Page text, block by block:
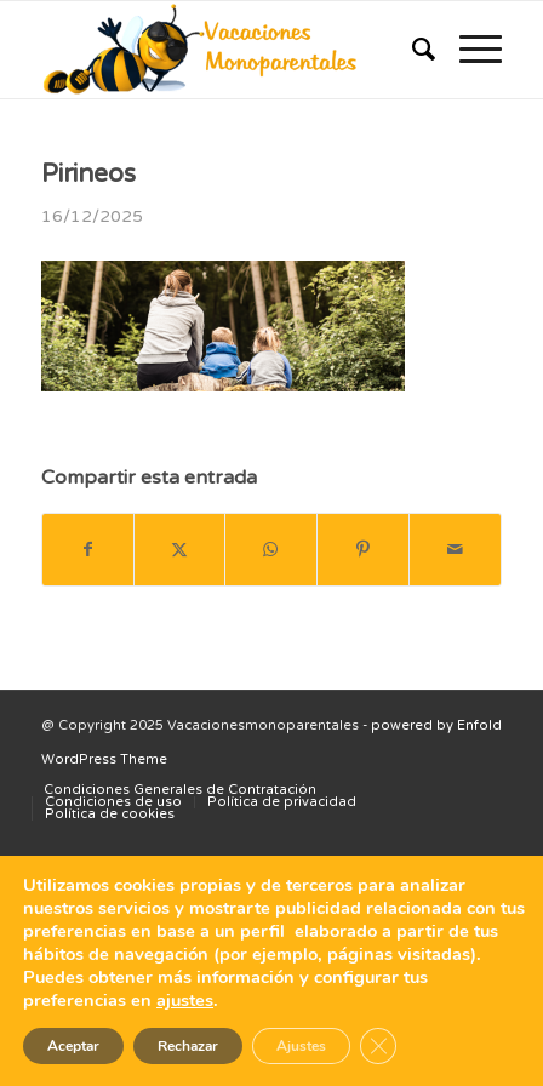
Pirineos
16/12/2025
Compartir esta entrada
@ Copyright 2025 Vacacionesmonoparentales - powered by Enfold
WordPress Theme
Condiciones Generales de Contratación
Condiciones de uso Política de privacidad
Política de cookies
Utilizamos cookies propias y de terceros para analizar
nuestros servicios y mostrarte publicidad relacionada con tus
preferencias en base a un perfil elaborado a partir de tus
hábitos de navegación (por ejemplo, páginas visitadas).
Puedes obtener más información y configurar tus
preferencias en ajustes.
Aceptar Rechazar Ajustes Cerrar el banner de